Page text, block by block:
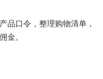
品口令，整理购物清单，
金。